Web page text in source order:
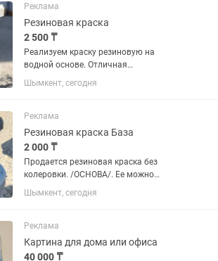
потали. Покрытата лаком. Картина...
Реклама
Резиновая краска
2 500 ₸
Реализуем краску резиновую на
водной основе. Отличная
гидроизоляция! Бассейны, кровля,
металлоконструкции, дерево, бетон и
Шымкент, сегодня
Реклама
Резиновая краска База
2 000 ₸
Продается резиновая краска без
колеровки. /ОСНОВА/. Ее можно
наносить как основной слой(и), а
цветную уже поверх нее. Тем самым Вы
Резиновая краска-это специальный...
Шымкент, сегодня
Реклама
Картина для дома или офиса
40 000 ₸